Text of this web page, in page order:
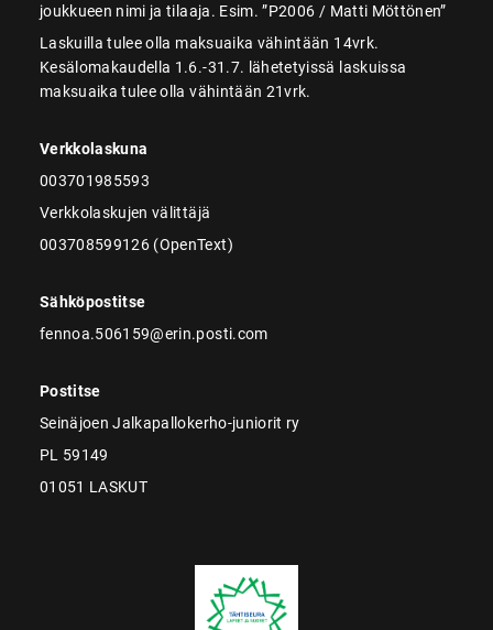
joukkueen nimi ja tilaaja. Esim. ”P2006 / Matti Möttönen”
Laskuilla tulee olla maksuaika vähintään 14vrk.
Kesälomakaudella 1.6.-31.7. lähetetyissä laskuissa
maksuaika tulee olla vähintään 21vrk.
Verkkolaskuna
003701985593
Verkkolaskujen välittäjä
003708599126 (OpenText)
Sähköpostitse
fennoa.506159@erin.posti.com
Postitse
Seinäjoen Jalkapallokerho-juniorit ry
PL 59149
01051 LASKUT